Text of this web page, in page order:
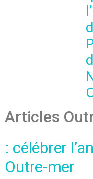
Articles
: célébrer
Outre-mer